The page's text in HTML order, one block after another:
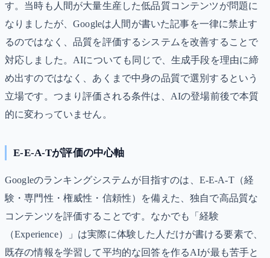
す。当時も人間が大量生産した低品質コンテンツが問題に
なりましたが、Googleは人間が書いた記事を一律に禁止す
るのではなく、品質を評価するシステムを改善することで
対応しました。AIについても同じで、生成手段を理由に締
め出すのではなく、あくまで中身の品質で選別するという
立場です。つまり評価される条件は、AIの登場前後で本質
的に変わっていません。
E-E-A-Tが評価の中心軸
Googleのランキングシステムが目指すのは、E-E-A-T（経
験・専門性・権威性・信頼性）を備えた、独自で高品質な
コンテンツを評価することです。なかでも「経験
（Experience）」は実際に体験した人だけが書ける要素で、
既存の情報を学習して平均的な回答を作るAIが最も苦手と